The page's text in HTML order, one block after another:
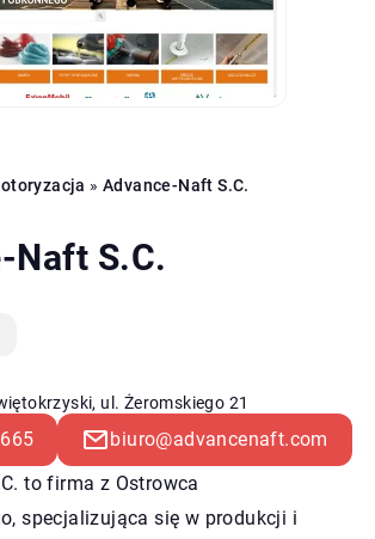
»Advance-Naft S.C.
Naft S.C.
ul. Żeromskiego 21
biuro@advancenaft.com
to firma z Ostrowca
specjalizująca się w produkcji i